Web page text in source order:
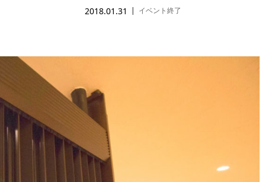
2018.01.31 イベント終了